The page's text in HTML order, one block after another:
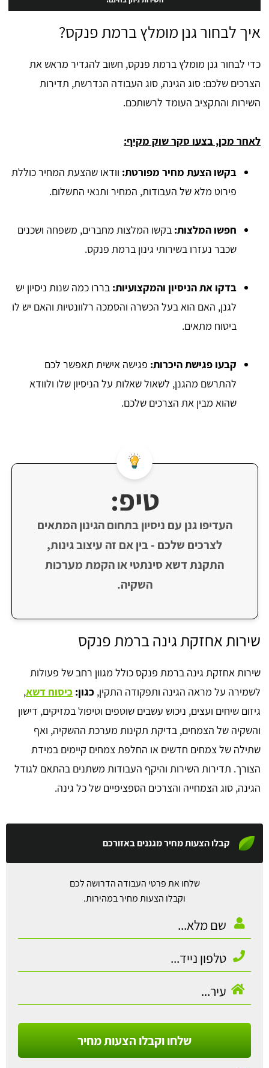
איך לבחור גנן מומלץ ברמת פנקס?
כדי לבחור גנן מומלץ ברמת פנקס, חשוב להגדיר מראש את
הצרכים שלכם: סוג הגינה, סוג העבודה הנדרשת, תדירות
השירות והתקציב העומד לרשותכם.
לאחר מכן, בצעו סקר שוק מקיף:
בקשו הצעת מחיר מפורטת: וודאו שהצעת המחיר כוללת
פירוט מלא של העבודות, המחיר ותנאי התשלום.
חפשו המלצות: בקשו המלצות מחברים, משפחה ושכנים
שכבר נעזרו בשירותי גינון ברמת פנקס.
בדקו את הניסיון והמקצועיות: בררו כמה שנות ניסיון יש
לגנן, האם הוא בעל הכשרה והסמכה רלוונטיות והאם יש לו
ביטוח מתאים.
קבעו פגישת היכרות: פגישה אישית תאפשר לכם
להתרשם מהגנן, לשאול שאלות על הניסיון שלו ולוודא
שהוא מבין את הצרכים שלכם.
טיפ:
העדיפו גנן עם ניסיון בתחום הגינון המתאים
לצרכים שלכם - בין אם זה עיצוב גינות,
התקנת דשא סינתטי או הקמת מערכות
השקיה.
שירות אחזקת גינה ברמת פנקס
שירות אחזקת גינה ברמת פנקס כולל מגוון רחב של פעולות
לשמירה על מראה הגינה ותפקודה התקין, כגון: כיסוח דשא,
גיזום שיחים ועצים, ניכוש עשבים שוטפים וטיפול במזיקים, דישון
והשקיה של הצמחים, בדיקת תקינות מערכת ההשקיה, ואף
שתילה של צמחים חדשים או החלפת צמחים קיימים במידת
הצורך. תדירות השירות והיקף העבודות משתנים בהתאם לגודל
הגינה, סוג הצמחייה והצרכים הספציפיים של כל גינה.
קבלו הצעות מחיר מגננים באזורכם
שלחו את פרטי העבודה הדרושה לכם
וקבלו הצעות מחיר במהירות.
שלחו וקבלו הצעות מחיר